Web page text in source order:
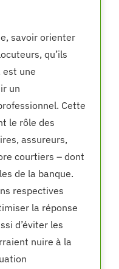
savoir orienter
qu’ils
une
un
Cette
le rôle des
assureurs,
courtiers – dont
de la banque.
respectives
la réponse
d’éviter les
nuire à la